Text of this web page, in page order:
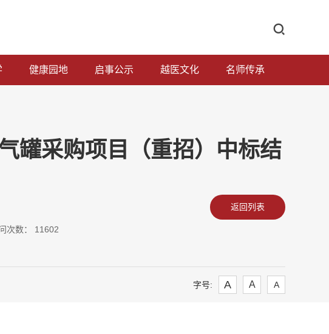
健康园地 启事公示 越医文化 名师传承
罐采购项目（重招）中标结
次数： 11602
返回列表
字号: A A A